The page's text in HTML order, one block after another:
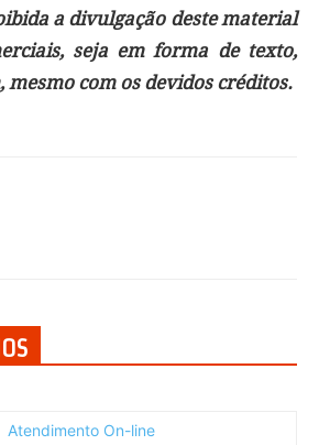
a divulgação deste material
seja em forma de texto,
mesmo com os devidos créditos.